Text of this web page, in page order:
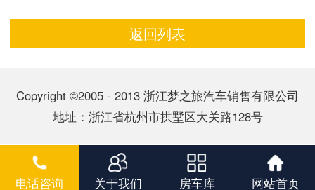
返回列表
Copyright ©2005 - 2013 浙江梦之旅汽车销售有限公司
地址：浙江省杭州市拱墅区大关路128号
电话咨询 关于我们 房车库 网站首页